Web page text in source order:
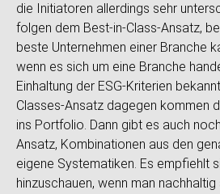
die Initiatoren allerdings sehr
folgen dem Best-in-Class-Ansatz,
beste Unternehmen einer Branche
wenn es sich um eine Branche
Einhaltung der ESG-Kriterien
Classes-Ansatz dagegen kommen
ins Portfolio. Dann gibt es auch
Ansatz, Kombinationen aus den
eigene Systematiken. Es empfiehlt
hinzuschauen, wenn man